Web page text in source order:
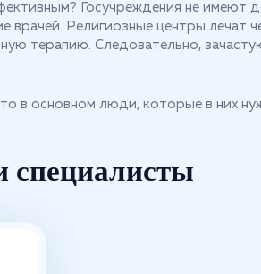
Госучреждения не имеют
Религиозные центры лечат
терапию. Следовательно,
в основном люди, которые в них